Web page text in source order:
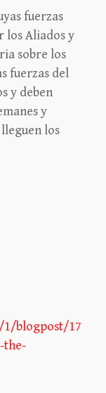
fuerzas
los Aliados y
sobre los
fuerzas del
y deben
y
los
blogpost/17
the-